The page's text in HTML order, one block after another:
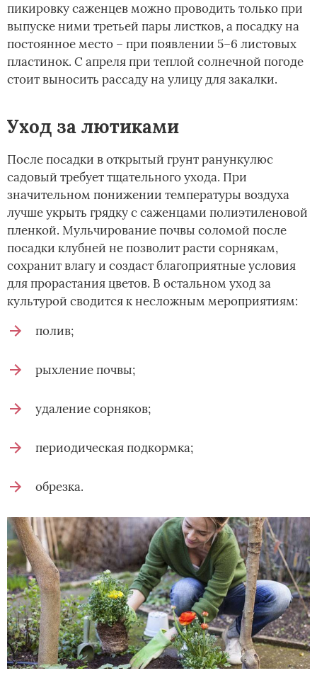
пикировку саженцев можно проводить только при
выпуске ними третьей пары листков, а посадку на
постоянное место – при появлении 5–6 листовых
пластинок. С апреля при теплой солнечной погоде
стоит выносить рассаду на улицу для закалки.
Уход за лютиками
После посадки в открытый грунт ранункулюс
садовый требует тщательного ухода. При
значительном понижении температуры воздуха
лучше укрыть грядку с саженцами полиэтиленовой
пленкой. Мульчирование почвы соломой после
посадки клубней не позволит расти сорнякам,
сохранит влагу и создаст благоприятные условия
для прорастания цветов. В остальном уход за
культурой сводится к несложным мероприятиям:
полив;
рыхление почвы;
удаление сорняков;
периодическая подкормка;
обрезка.